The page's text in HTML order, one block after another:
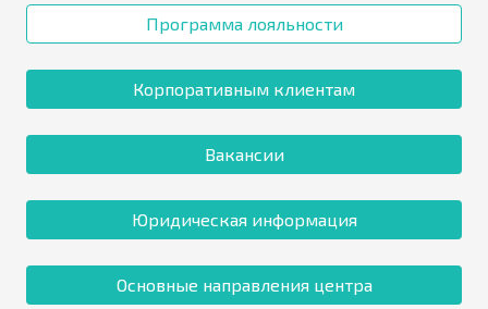
Программа лояльности
Корпоративным клиентам
Вакансии
Юридическая информация
Основные направления центра